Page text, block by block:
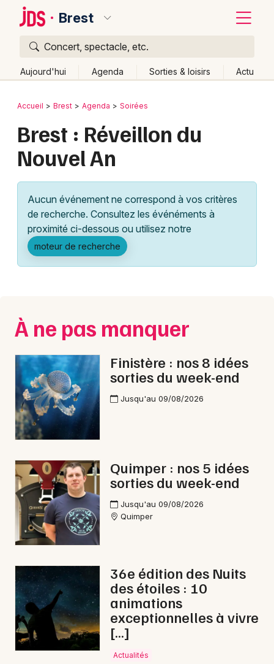
Brest
Concert, spectacle, etc.
Aujourd'hui Agenda Sorties & loisirs Actu
Publier un événement
Grands événements
Activité & Expérience
Manifestations
Foires & salons
Concerts
Sports
Soirées
Sorties famille
Sorties & loisirs
Nouvel An dans le Finistère
Nouvel An en Bretagne
Newsletter des sorties
Artistes en tournée
Bordeaux
Colmar
Lille
Lyon
Marseille
Mulhouse
Nice
Paris
Strasbourg
Toulouse
Toutes les villes
Retour
Accueil Brest Agenda Soirées
Brest : Réveillon du
Nouvel An
Aucun événement ne correspond à vos critères
de recherche. Consultez les événéments à
proximité ci-dessous ou utilisez notre
moteur de recherche
À ne pas manquer
Finistère : nos 8 idées
sorties du week-end
Jusqu'au 09/08/2026
Quimper : nos 5 idées
sorties du week-end
Jusqu'au 09/08/2026
Quimper
36e édition des Nuits
des étoiles : 10
animations
exceptionnelles à vivre
[…]
Actualités
Quoi ?
Où ?
Près de moi
Changer de lieu
Quand ?
Aujourd'hui
Demain Ce week-end Autre